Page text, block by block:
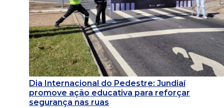
Dia Internacional do Pedestre: Jundiaí
promove ação educativa para reforçar
segurança nas ruas